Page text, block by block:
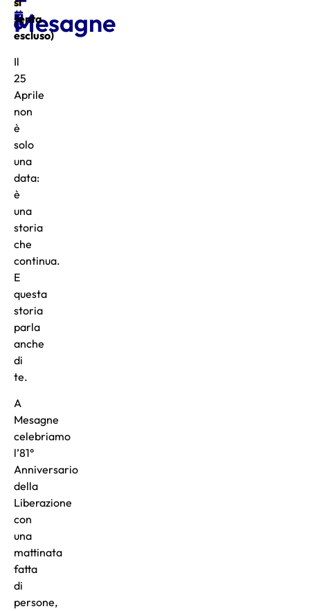
Mesagne
senta
escluso)
Il
25
Aprile
non
è
solo
una
data:
è
una
storia
che
continua.
E
questa
storia
parla
anche
di
te.
A
Mesagne
celebriamo
l’81°
Anniversario
della
Liberazione
con
una
mattinata
fatta
di
persone,